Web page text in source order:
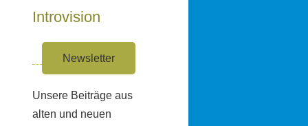
Introvision
Newsletter
Unsere Beiträge aus
alten und neuen